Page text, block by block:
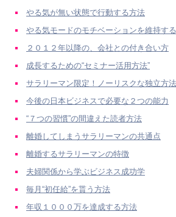
やる気が無い状態で行動する方法
やる気モードのモチベーションを維持す
２０１２年以降の、会社との付き合い方
成長するための“セミナー活用方法”
サラリーマン限定！ノーリスクな独立方法
今後の日本ビジネスで必要な２つの能力
“７つの習慣”の間違えた読者方法
離婚してしまうサラリーマンの共通点
離婚するサラリーマンの特徴
夫婦関係から学ぶビジネス成功学
毎月“初任給”を貰う方法
年収１０００万を達成する方法